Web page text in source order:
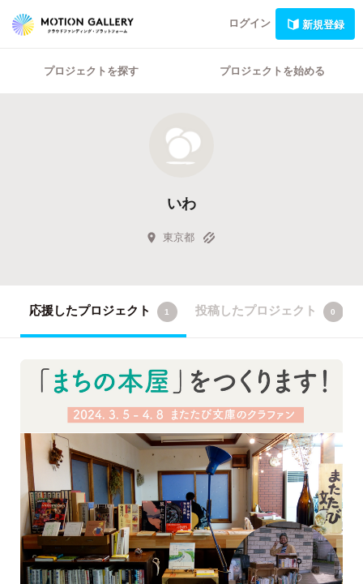
ログイン 新規登録
プロジェクトを探す プロジェクトを始める
いわ
東京都
応援したプロジェクト 1 投稿したプロジェクト 0